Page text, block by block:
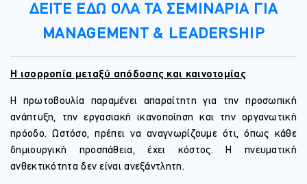
ΔΕΙΤΕ ΕΔΩ ΟΛΑ ΤΑ ΣΕΜΙΝΑΡΙΑ ΓΙΑ
MANAGEMENT & LEADERSHIP
Η ισορροπία μεταξύ απόδοσης και καινοτομίας
Η πρωτοβουλία παραμένει απαραίτητη για την προσωπική
ανάπτυξη, την εργασιακή ικανοποίηση και την οργανωτική
πρόοδο. Ωστόσο, πρέπει να αναγνωρίζουμε ότι, όπως κάθε
δημιουργική προσπάθεια, έχει κόστος. Η πνευματική
ανθεκτικότητα δεν είναι ανεξάντλητη.